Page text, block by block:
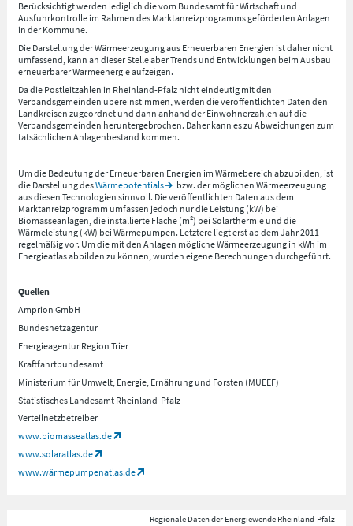
Berücksichtigt werden lediglich die vom Bundesamt für Wirtschaft und
Ausfuhrkontrolle im Rahmen des Marktanreizprogramms geförderten Anlagen
in der Kommune.
Die Darstellung der Wärmeerzeugung aus Erneuerbaren Energien ist daher nicht
umfassend, kann an dieser Stelle aber Trends und Entwicklungen beim Ausbau
erneuerbarer Wärmeenergie aufzeigen.
Da die Postleitzahlen in Rheinland-Pfalz nicht eindeutig mit den
Verbandsgemeinden übereinstimmen, werden die veröffentlichten Daten den
Landkreisen zugeordnet und dann anhand der Einwohnerzahlen auf die
Verbandsgemeinden heruntergebrochen. Daher kann es zu Abweichungen zum
tatsächlichen Anlagenbestand kommen.
Um die Bedeutung der Erneuerbaren Energien im Wärmebereich abzubilden, ist
die Darstellung desWärmepotentials
bzw. der möglichen Wärmeerzeugung
aus diesen Technologien sinnvoll. Die veröffentlichten Daten aus dem
Marktanreizprogramm umfassen jedoch nur die Leistung (kW) bei
Biomasseanlagen, die installierte Fläche (m²) bei Solarthermie und die
Wärmeleistung (kW) bei Wärmepumpen. Letztere liegt erst ab dem Jahr 2011
regelmäßig vor. Um die mit den Anlagen mögliche Wärmeerzeugung in kWh im
Energieatlas abbilden zu können, wurden eigene Berechnungen durchgeführt.
Quellen
Amprion GmbH
Bundesnetzagentur
Energieagentur Region Trier
Kraftfahrtbundesamt
Ministerium für Umwelt, Energie, Ernährung und Forsten (MUEEF)
Statistisches Landesamt Rheinland-Pfalz
Verteilnetzbetreiber
www.biomasseatlas.de
www.solaratlas.de
www.wärmepumpenatlas.de
Regionale Daten der Energiewende Rheinland-Pfalz